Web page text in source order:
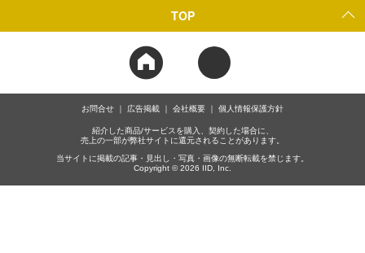
TOP
お問合せ 広告掲載 会社概要 個人情報保護方針
紹介した商品/サービスを購入、契約した場合に、
売上の一部が弊社サイトに還元されることがあります。
当サイトに掲載の記事・見出し・写真・画像の無断転載を禁じます。
Copyright © 2026 IID, Inc.